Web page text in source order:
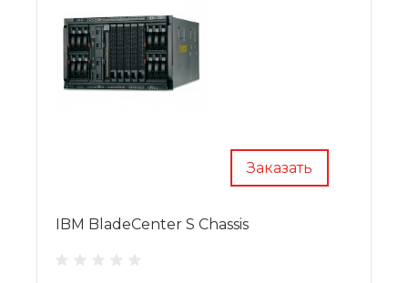
Заказать
IBM BladeCenter S Chassis